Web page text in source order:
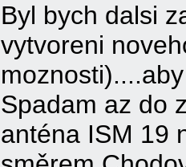
Byl bych dalsi
vytvoreni
Spadam az do
anténa ISM 19